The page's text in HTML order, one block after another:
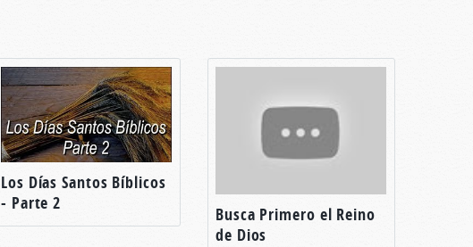
Los Días Santos Bíblicos
- Parte 2
Busca Primero el Reino
de Dios